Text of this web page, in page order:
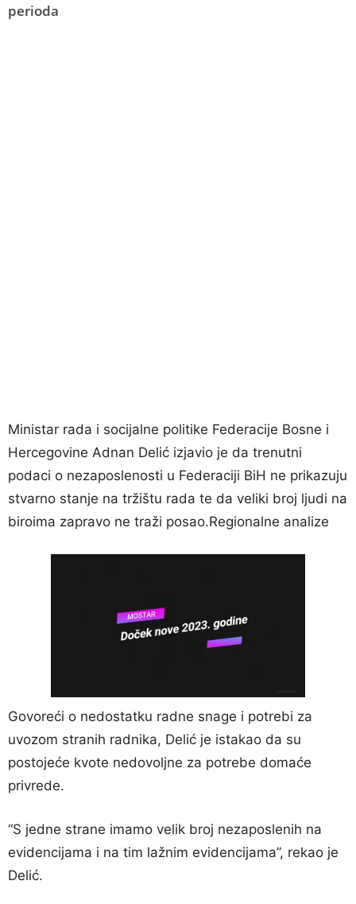
perioda
Ministar rada i socijalne politike Federacije Bosne i
Hercegovine Adnan Delić izjavio je da trenutni
podaci o nezaposlenosti u Federaciji BiH ne prikazuju
stvarno stanje na tržištu rada te da veliki broj ljudi na
biroima zapravo ne traži posao.Regionalne analize
Govoreći o nedostatku radne snage i potrebi za
uvozom stranih radnika, Delić je istakao da su
postojeće kvote nedovoljne za potrebe domaće
privrede.
“S jedne strane imamo velik broj nezaposlenih na
evidencijama i na tim lažnim evidencijama”, rekao je
Delić.